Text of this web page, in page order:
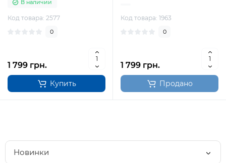
В наличии
Код товара: 2577
0
1 799 грн.
Купить
Код товара: 1963
0
1 799 грн.
Продано
Новинки